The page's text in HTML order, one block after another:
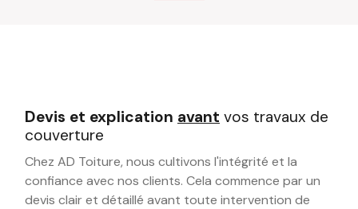
Devis et explication avant vos travaux de
couverture
Chez AD Toiture, nous cultivons l'intégrité et la
confiance avec nos clients. Cela commence par un
devis clair et détaillé avant toute intervention de